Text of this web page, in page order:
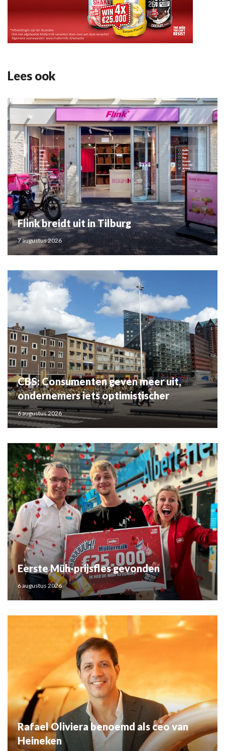
Lees ook
Flink breidt uit in Tilburg
7 augustus 2026
CBS: Consumenten geven meer uit,
ondernemers iets optimistischer
6 augustus 2026
Eerste Müh-prijsfles gevonden
6 augustus 2026
Rafael Oliviera benoemd als ceo van
Heineken